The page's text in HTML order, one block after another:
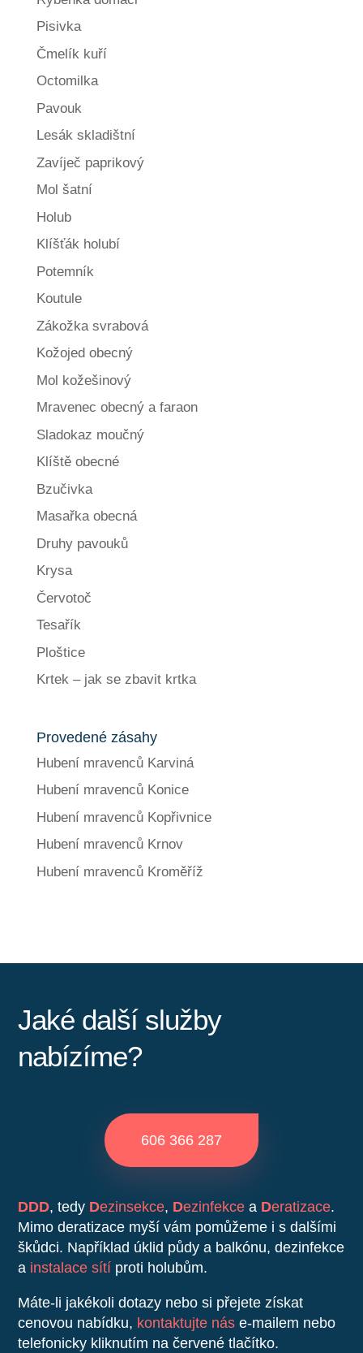
Pisivka
Čmelík kuří
Octomilka
Pavouk
Lesák skladištní
Zavíječ paprikový
Mol šatní
Holub
Klíšťák holubí
Potemník
Koutule
Zákožka svrabová
Kožojed obecný
Mol kožešinový
Mravenec obecný a faraon
Sladokaz moučný
Klíště obecné
Bzučivka
Masařka obecná
Druhy pavouků
Krysa
Červotoč
Tesařík
Ploštice
Krtek – jak se zbavit krtka
Provedené zásahy
Hubení mravenců Karviná
Hubení mravenců Konice
Hubení mravenců Kopřivnice
Hubení mravenců Krnov
Hubení mravenců Kroměříž
Jaké další služby
nabízíme?
606 366 287
DDD, tedy Dezinsekce, Dezinfekce a Deratizace.
Mimo deratizace myší vám pomůžeme i s dalšími
škůdci. Například úklid půdy a balkónu, dezinfekce
a instalace sítí proti holubům.
Máte-li jakékoli dotazy nebo si přejete získat
cenovou nabídku, kontaktujte nás e-mailem nebo
telefonicky kliknutím na červené tlačítko.